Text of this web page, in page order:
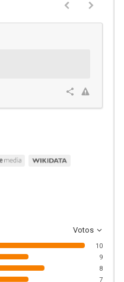
Votos
10
9
8
7